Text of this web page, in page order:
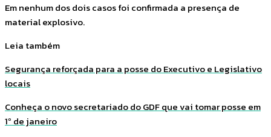
Em nenhum dos dois casos foi confirmada a presença de
material explosivo.
Leia também
Segurança reforçada para a posse do Executivo e Legislativo
locais
Conheça o novo secretariado do GDF que vai tomar posse em
1º de janeiro